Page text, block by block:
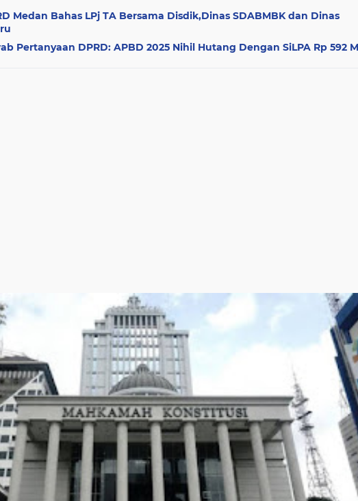
Medan Bahas LPj TA Bersama Disdik,Dinas SDABMBK dan Dinas
Pertanyaan DPRD: APBD 2025 Nihil Hutang Dengan SiLPA Rp 592